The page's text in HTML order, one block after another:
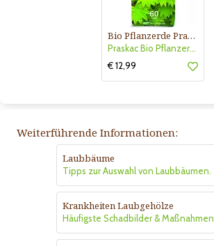
Bio Pflanzerde Praskac
Praskac Bio Pflanzerde
€ 12,99
Weiterführende Informationen:
Laubbäume
Tipps zur Auswahl von Laubbäumen.
Krankheiten Laubgehölze
Häufigste Schadbilder & Maßnahmen